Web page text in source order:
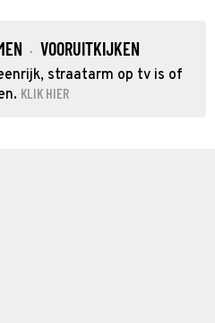
· VOORUITKIJKEN
straatarm op tv is of
KLIK HIER